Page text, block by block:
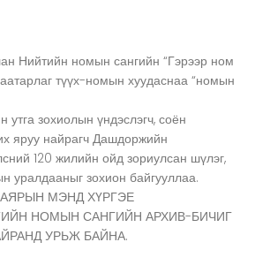
Нийтийн номын сангийн “Гэрээр ном
түүх-номын хуудаснаа “номын
зохиолын үндэслэгч, соён
яруу найрагч Дашдоржийн
120 жилийн ойд зориулсан шүлэг,
уралдааныг зохион байгууллаа.
МЭНД ХҮРГЭЕ
НОМЫН САНГИЙН АРХИВ-БИЧИГ
УРЬЖ БАЙНА.